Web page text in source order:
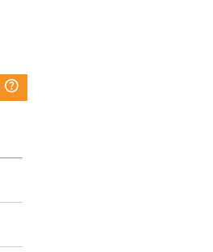
question_mark_circle